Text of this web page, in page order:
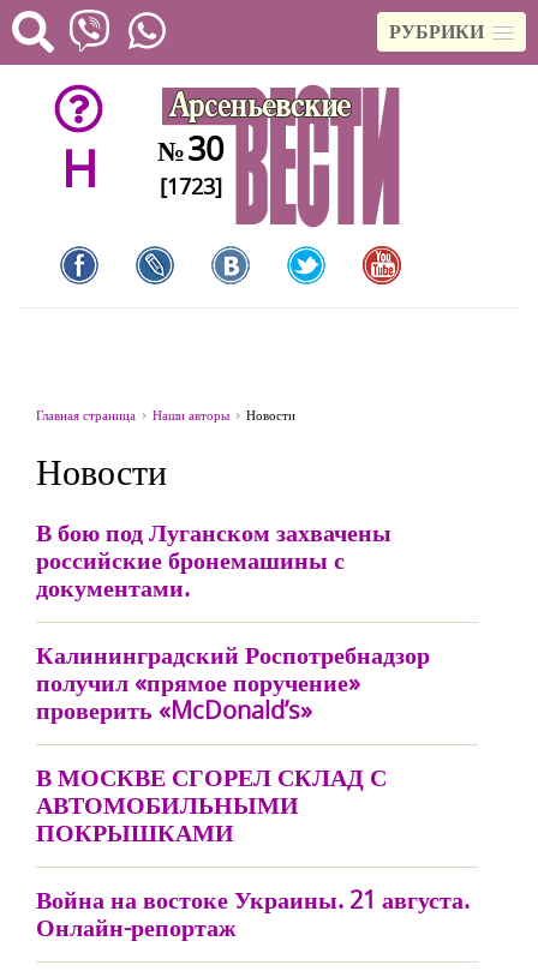
РУБРИКИ
H №30
[1723]
Главная страница Наши авторы Новости
Новости
В бою под Луганском захвачены
российские бронемашины с
документами.
Калининградский Роспотребнадзор
получил «прямое поручение»
проверить «McDonald’s»
В МОСКВЕ СГОРЕЛ СКЛАД С
АВТОМОБИЛЬНЫМИ
ПОКРЫШКАМИ
Война на востоке Украины. 21 августа.
Онлайн-репортаж